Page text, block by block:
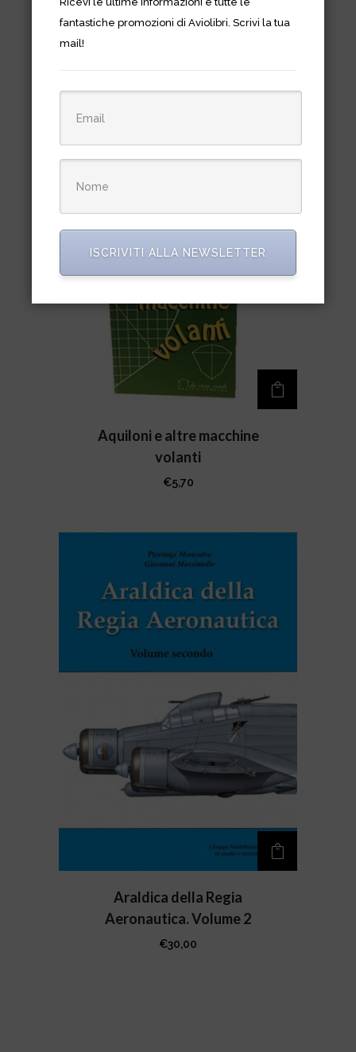
Hummer Humvee in Action
Aquiloni e altre macchine
volanti
€5,70
Araldica della Regia
Aeronautica. Volume 2
€30,00
fantastiche promozioni di Aviolibri. Scrivi la tua
mail!
ISCRIVITI ALLA NEWSLETTER